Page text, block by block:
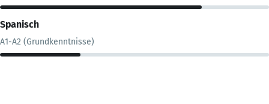
Spanisch
A1-A2 (Grundkenntnisse)